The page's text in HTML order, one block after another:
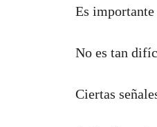
Es
No es tan
Ciertas